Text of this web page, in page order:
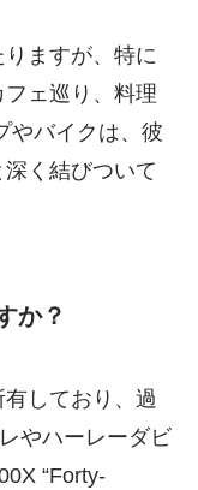
ますが、特に
ェ巡り、料理
やバイクは、彼
く結びついて
か？
しており、過
やハーレーダビ
“Forty-